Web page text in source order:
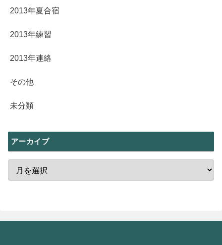
2013年夏合宿
2013年練習
2013年連絡
その他
未分類
アーカイブ